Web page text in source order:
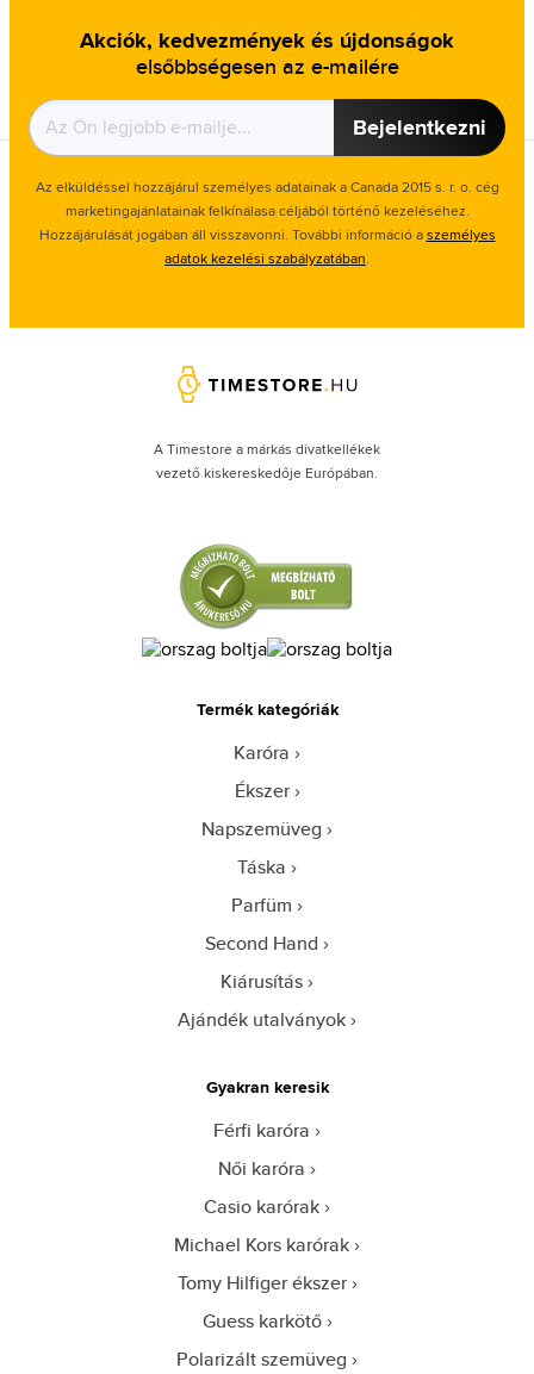
Akciók, kedvezmények és újdonságok
elsőbbségesen az e-mailére
Bejelentkezni
Az elküldéssel hozzájárul személyes adatainak a Canada 2015 s. r. o. cég
marketingajánlatainak felkínálasa céljából történő kezeléséhez.
Hozzájárulását jogában áll visszavonni. További információ aszemélyes
adatok kezelési szabályzatában.
A Timestore a márkás divatkellékek
vezető kiskereskedője Európában.
Termék kategóriák
Karóra
Ékszer
Napszemüveg
Táska
Parfüm
Second Hand
Kiárusítás
Ajándék utalványok
Gyakran keresik
Férfi karóra
Női karóra
Casio karórak
Michael Kors karórak
Tomy Hilfiger ékszer
Guess karkötő
Polarizált szemüveg